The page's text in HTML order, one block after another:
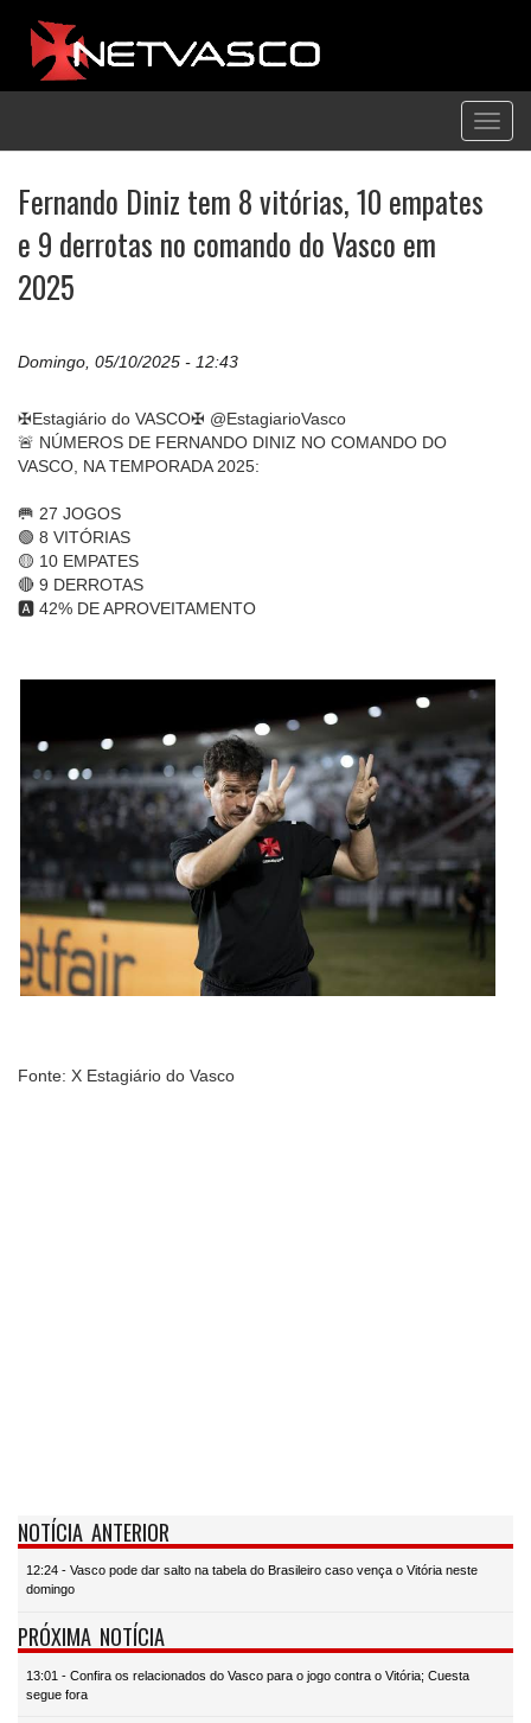
Fernando Diniz tem 8 vitórias, 10 empates
e 9 derrotas no comando do Vasco em
2025
Domingo, 05/10/2025 - 12:43
✠Estagiário do VASCO✠ @EstagiarioVasco
🚨 NÚMEROS DE FERNANDO DINIZ NO COMANDO DO
VASCO, NA TEMPORADA 2025:
🥅 27 JOGOS
🟢 8 VITÓRIAS
🟡 10 EMPATES
🔴 9 DERROTAS
🅰️ 42% DE APROVEITAMENTO
Fonte: X Estagiário do Vasco
NOTÍCIA ANTERIOR
12:24 - Vasco pode dar salto na tabela do Brasileiro caso vença o Vitória neste
domingo
PRÓXIMA NOTÍCIA
13:01 - Confira os relacionados do Vasco para o jogo contra o Vitória; Cuesta
segue fora